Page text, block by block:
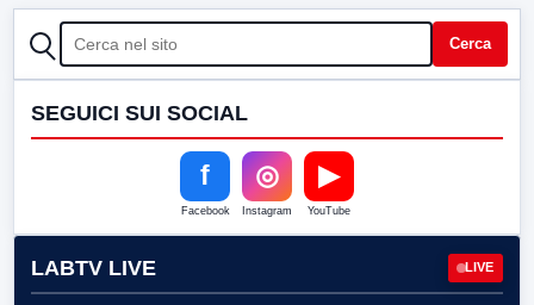
CERCA Cerca
SEGUICI SUI SOCIAL
f
Facebook
◎
Instagram
▶
YouTube
LABTV LIVE LIVE